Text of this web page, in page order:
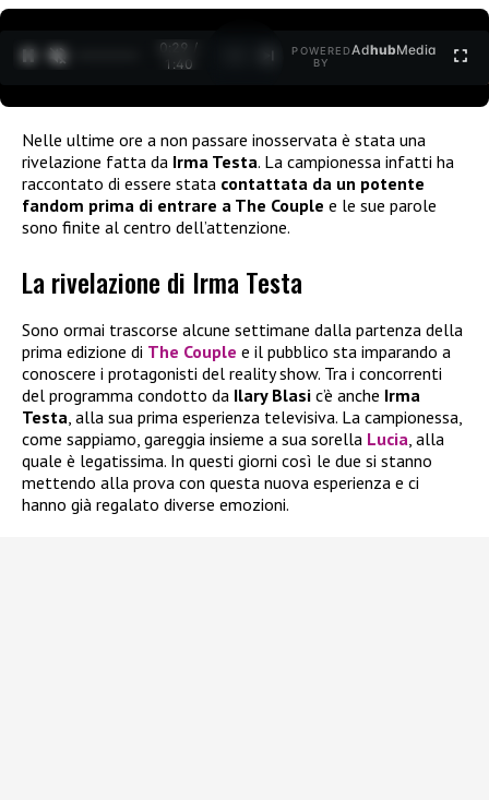
0:30 /
1:40
POWERED
BY
AdhubMedia
Nelle ultime ore a non passare inosservata è stata una
rivelazione fatta da Irma Testa. La campionessa infatti ha
raccontato di essere stata contattata da un potente
fandom prima di entrare a The Couple e le sue parole
sono finite al centro dell’attenzione.
La rivelazione di Irma Testa
Sono ormai trascorse alcune settimane dalla partenza della
prima edizione di The Couple e il pubblico sta imparando a
conoscere i protagonisti del reality show. Tra i concorrenti
del programma condotto da Ilary Blasi c’è anche Irma
Testa, alla sua prima esperienza televisiva. La campionessa,
come sappiamo, gareggia insieme a sua sorella Lucia, alla
quale è legatissima. In questi giorni così le due si stanno
mettendo alla prova con questa nuova esperienza e ci
hanno già regalato diverse emozioni.